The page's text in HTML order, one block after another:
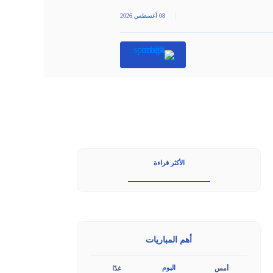
08 أغسطس 2026
الأكثر قراءة
أهم المباريات
أمس اليوم غدًا